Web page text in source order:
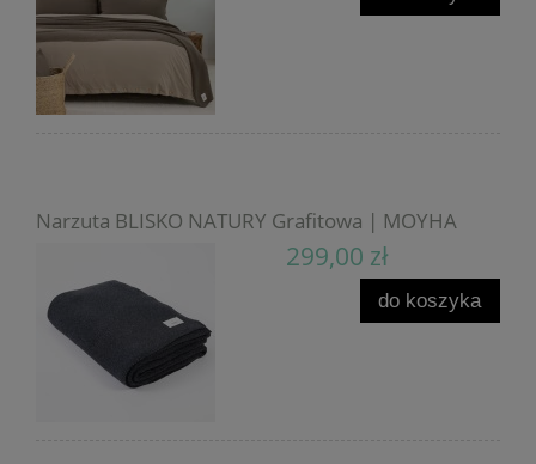
Narzuta BLISKO NATURY Grafitowa | MOYHA
299,00 zł
do koszyka